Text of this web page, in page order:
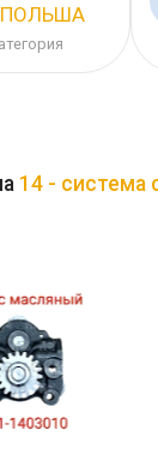
ПОЛЬША
14 - система